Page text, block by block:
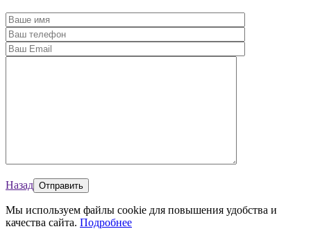
Назад
Мы используем файлы cookie для повышения удобства и
качества сайта. Подробнее